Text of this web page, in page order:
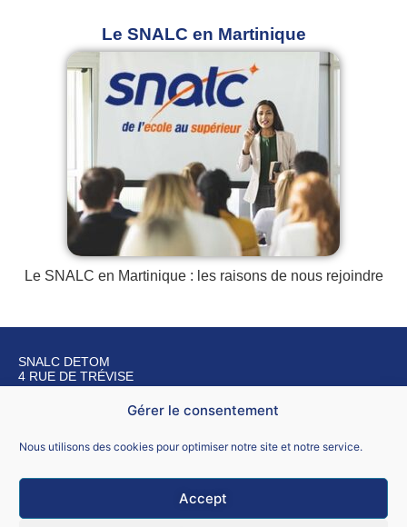
Gérer le consentement
Nous utilisons des cookies pour optimiser notre site et notre service.
Accept
Le SNALC en Martinique
Le SNALC en Martinique : les raisons de nous rejoindre
SNALC DETOM
4 RUE DE TRÉVISE
75009 PARIS